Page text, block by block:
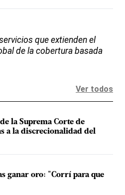
que extienden el
de la cobertura basada
Ver todos
la Suprema Corte de
a la discrecionalidad del
ganar oro: "Corrí para que